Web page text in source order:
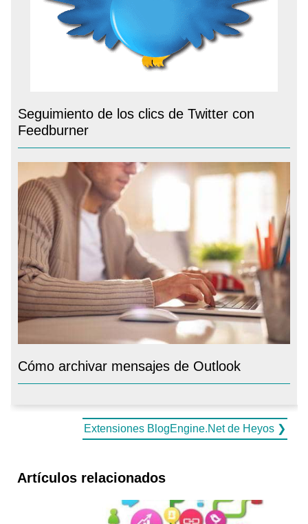
Seguimiento de los clics de Twitter con
Feedburner
Cómo archivar mensajes de Outlook
Extensiones BlogEngine.Net de Heyos ❯
Artículos relacionados